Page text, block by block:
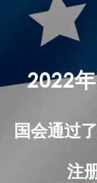
2022
国会通过
注